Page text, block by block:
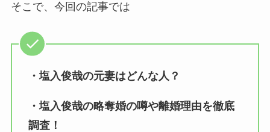
そこで、今回の記事では
・塩入俊哉の元妻はどんな人？
・塩入俊哉の略奪婚の噂や離婚理由を徹底
調査！